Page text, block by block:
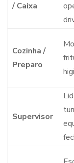
/ Caixa
Cozinha /
Preparo
Supervisor